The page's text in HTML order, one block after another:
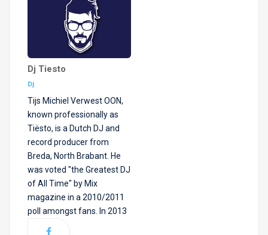
Dj Tiesto
Dj
Tijs Michiel Verwest OON,
known professionally as
Tiësto, is a Dutch DJ and
record producer from
Breda, North Brabant. He
was voted "the Greatest DJ
of All Time" by Mix
magazine in a 2010/2011
poll amongst fans. In 2013